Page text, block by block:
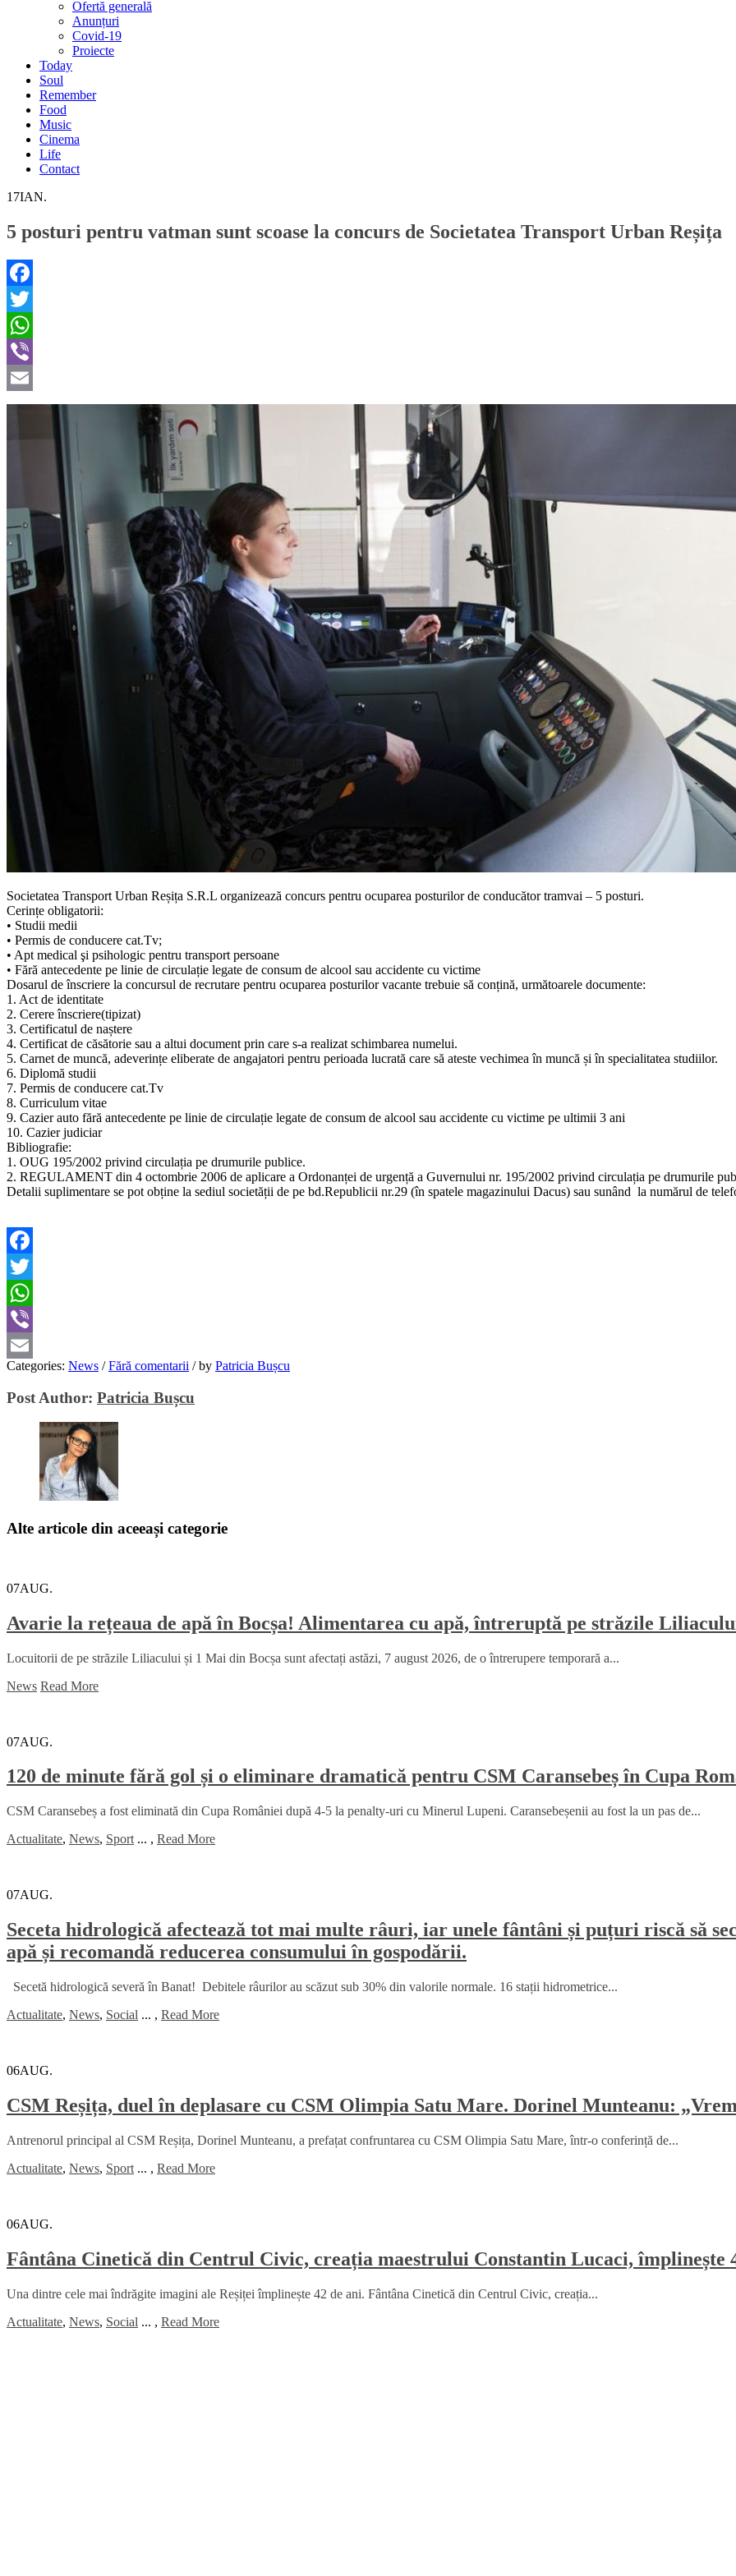
Ofertă generală
Anunțuri
Covid-19
Proiecte
Today
Soul
Remember
Food
Music
Cinema
Life
Contact
17IAN.
5 posturi pentru vatman sunt scoase la concurs de Societatea Transport Urban Reșița
Facebook
Twitter
WhatsApp
Viber
Email
Societatea Transport Urban Reșița S.R.L organizează concurs pentru ocuparea posturilor de conducător tramvai – 5 posturi.
Cerințe obligatorii:
• Studii medii
• Permis de conducere cat.Tv;
• Apt medical şi psihologic pentru transport persoane
• Fără antecedente pe linie de circulație legate de consum de alcool sau accidente cu victime
Dosarul de înscriere la concursul de recrutare pentru ocuparea posturilor vacante trebuie să conțină, următoarele documente:
1. Act de identitate
2. Cerere înscriere(tipizat)
3. Certificatul de naștere
4. Certificat de căsătorie sau a altui document prin care s-a realizat schimbarea numelui.
5. Carnet de muncă, adeverințe eliberate de angajatori pentru perioada lucrată care să ateste vechimea în muncă și în specialitatea studiilor.
6. Diplomă studii
7. Permis de conducere cat.Tv
8. Curriculum vitae
9. Cazier auto fără antecedente pe linie de circulație legate de consum de alcool sau accidente cu victime pe ultimii 3 ani
10. Cazier judiciar
Bibliografie:
1. OUG 195/2002 privind circulația pe drumurile publice.
2. REGULAMENT din 4 octombrie 2006 de aplicare a Ordonanței de urgență a Guvernului nr. 195/2002 privind circulația pe drumurile
Detalii suplimentare se pot obține la sediul societății de pe bd.Republicii nr.29 (în spatele magazinului Dacus) sau sunând la numărul de
Facebook
Twitter
WhatsApp
Viber
Email
Categories: News / Fără comentarii /by Patricia Bușcu
Post Author: Patricia Bușcu
Alte articole din aceeași categorie
07AUG.
Avarie la rețeaua de apă în Bocșa! Alimentarea cu apă, întreruptă pe străzile
Locuitorii de pe străzile Liliacului și 1 Mai din Bocșa sunt afectați astăzi, 7 august 2026, de o întrerupere temporară a...
News Read More
07AUG.
120 de minute fără gol și o eliminare dramatică pentru CSM Caransebeș în Cupa
CSM Caransebeș a fost eliminată din Cupa României după 4-5 la penalty-uri cu Minerul Lupeni. Caransebeșenii au fost la un pas de...
Actualitate, News, Sport ... , Read More
07AUG.
Seceta hidrologică afectează tot mai multe râuri, iar unele fântâni și puțuri riscă să
apă și recomandă reducerea consumului în gospodării.
Secetă hidrologică severă în Banat! Debitele râurilor au scăzut sub 30% din valorile normale. 16 stații hidrometrice...
Actualitate, News, Social ... , Read More
06AUG.
CSM Reșița, duel în deplasare cu CSM Olimpia Satu Mare. Dorinel Munteanu:
Antrenorul principal al CSM Reșița, Dorinel Munteanu, a prefațat confruntarea cu CSM Olimpia Satu Mare, într-o conferință de...
Actualitate, News, Sport ... , Read More
06AUG.
Fântâna Cinetică din Centrul Civic, creația maestrului Constantin Lucaci, împlinește
Una dintre cele mai îndrăgite imagini ale Reșiței împlinește 42 de ani. Fântâna Cinetică din Centrul Civic, creația...
Actualitate, News, Social ... , Read More